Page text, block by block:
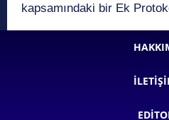
kapsamındaki bir Ek